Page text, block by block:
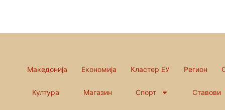
Македонија Економија Кластер ЕУ Регион
Култура Магазин Спорт Ставови